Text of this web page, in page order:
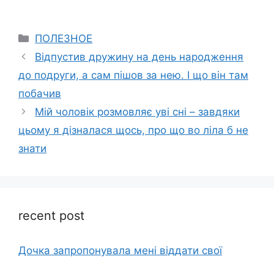
Categories
ПОЛЕЗНОЕ
Відпустив дружину на день народження
до подруги, а сам пішов за нею. І що він там
побачив
Мій чоловік розмовляє уві сні – завдяки
цьому я дізналася щось, про що во ліла б не
знати
recent post
Дочка запpопонувала мені віддати свої